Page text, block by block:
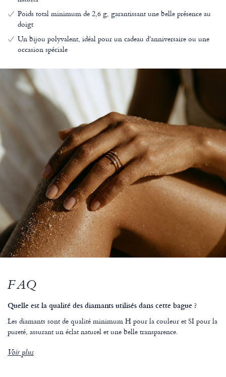
Poids total minimum de 2,6 g, garantissant une belle présence au
doigt
Un bijou polyvalent, idéal pour un cadeau d’anniversaire ou une
occasion spéciale
FAQ
Quelle est la qualité des diamants utilisés dans cette bague ?
Les diamants sont de qualité minimum H pour la couleur et SI pour la
pureté, assurant un éclat naturel et une belle transparence.
Voir plus